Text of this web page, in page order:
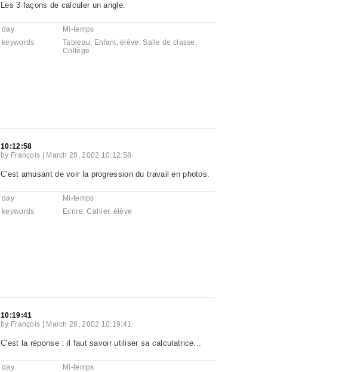
Les 3 façons de calculer un angle.
day
Mi-temps
keywords
Tableau, Enfant,élève , Salle de classe ,
Collège
10:12:58
by François March 28, 2002 10:12:58
C'est amusant de voir la progression du travail en photos.
day
Mi-temps
keywords
Ecrire,Cahier, élève
10:19:41
by François March 28, 2002 10:19:41
C'est la réponse : il faut savoir utiliser sa calculatrice...
day
Mi-temps